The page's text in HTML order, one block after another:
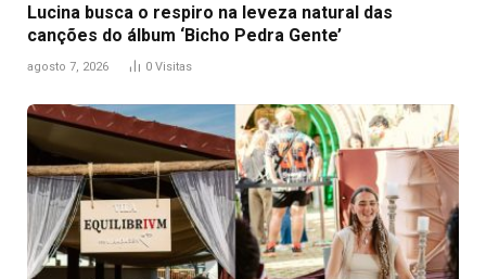
Lucina busca o respiro na leveza natural das
canções do álbum ‘Bicho Pedra Gente’
agosto 7, 2026 0 Visitas